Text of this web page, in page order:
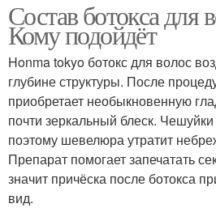
Состав ботокса для
Кому подойдёт
Honma tokyo ботокс для волос
глубине структуры. После
приобретает необыкновенную
почти зеркальный блеск.
поэтому шевелюра утратит
Препарат помогает запечатать
значит причёска после ботокса
вид.